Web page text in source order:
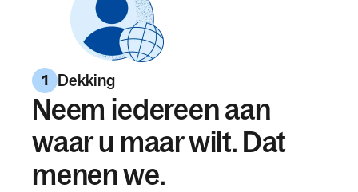
1 Dekking
Neem iedereen aan
waar u maar wilt. Dat
menen we.